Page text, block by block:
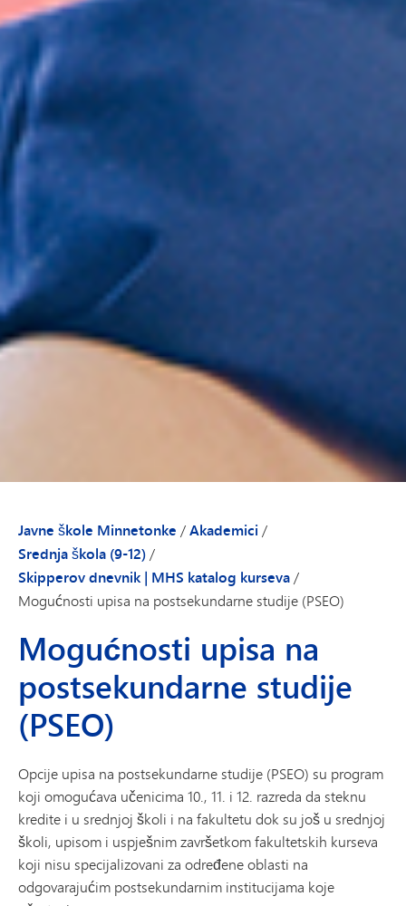
Javne škole Minnetonke /Akademici /
Srednja škola (9-12)/
Skipperov dnevnik | MHS katalog kurseva/
Mogućnosti upisa na postsekundarne studije (PSEO)
Mogućnosti upisa na
postsekundarne studije
(PSEO)
Opcije upisa na postsekundarne studije (PSEO) su program
koji omogućava učenicima 10., 11. i 12. razreda da steknu
kredite i u srednjoj školi i na fakultetu dok su još u srednjoj
školi, upisom i uspješnim završetkom fakultetskih kurseva
koji nisu specijalizovani za određene oblasti na
odgovarajućim postsekundarnim institucijama koje